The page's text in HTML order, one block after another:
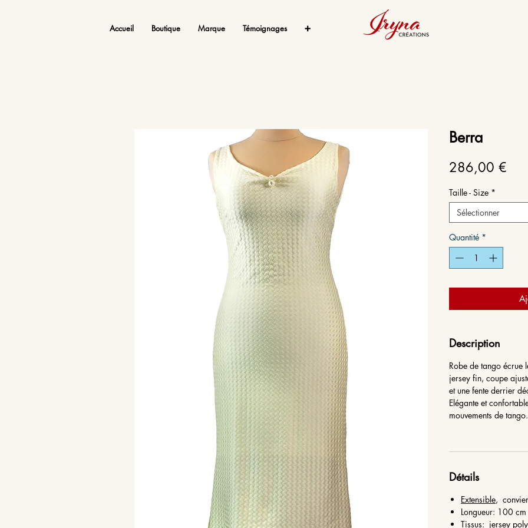
Accueil Boutique Marque Témoignages ➕
Berra
286,00 €
Taille - Size *
Sélectionner
Quantité *
Description
Robe de tango écrue
jersey fin, coupe
et une fente derrier
Elégante et
mouvements de tango.
Détails
Extensible,
Longueur: 100
Tissus: jersey